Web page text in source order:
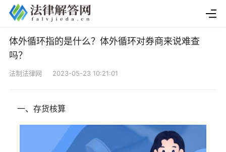
体外循环指的是什么？体外循环对券商来说难查
吗？
法制法律网 2023-05-23 10:21:01
一、存货核算